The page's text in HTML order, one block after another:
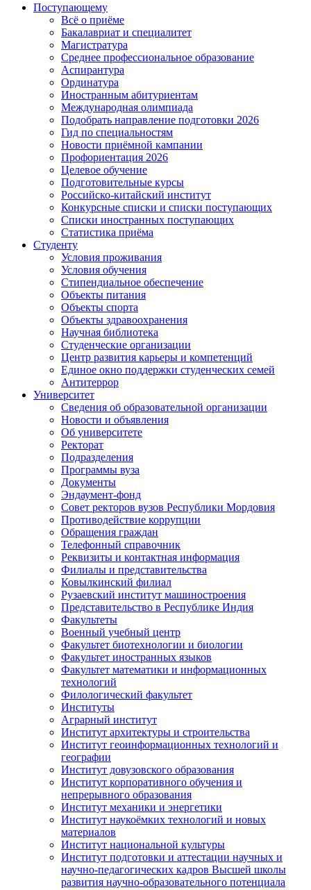
Поступающему
Всё о приёме
Бакалавриат и специалитет
Магистратура
Среднее профессиональное образование
Аспирантура
Ординатура
Иностранным абитуриентам
Международная олимпиада
Подобрать направление подготовки 2026
Гид по специальностям
Новости приёмной кампании
Профориентация 2026
Целевое обучение
Подготовительные курсы
Российско-китайский институт
Конкурсные списки и списки поступающих
Списки иностранных поступающих
Статистика приёма
Студенту
Условия проживания
Условия обучения
Стипендиальное обеспечение
Объекты питания
Объекты спорта
Объекты здравоохранения
Научная библиотека
Студенческие организации
Центр развития карьеры и компетенций
Единое окно поддержки студенческих семей
Антитеррор
Университет
Сведения об образовательной организации
Новости и объявления
Об университете
Ректорат
Подразделения
Программы вуза
Документы
Эндаумент-фонд
Совет ректоров вузов Республики Мордовия
Противодействие коррупции
Обращения граждан
Телефонный справочник
Реквизиты и контактная информация
Филиалы и представительства
Ковылкинский филиал
Рузаевский институт машиностроения
Представительство в Республике Индия
Факультеты
Военный учебный центр
Факультет биотехнологии и биологии
Факультет иностранных языков
Факультет математики и информационных
технологий
Филологический факультет
Институты
Аграрный институт
Институт архитектуры и строительства
Институт геоинформационных технологий и
географии
Институт довузовского образования
Институт корпоративного обучения и
непрерывного образования
Институт механики и энергетики
Институт наукоёмких технологий и новых
материалов
Институт национальной культуры
Институт подготовки и аттестации научных и
научно-педагогических кадров Высшей школы
развития научно-образовательного потенциала